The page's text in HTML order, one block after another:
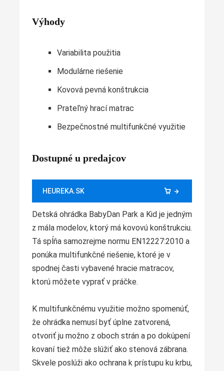
Výhody
Variabilita použitia
Modulárne riešenie
Kovová pevná konštrukcia
Prateľný hrací matrac
Bezpečnostné multifunkčné využitie
Dostupné u predajcov
HEUREKA.SK
Detská ohrádka BabyDan Park a Kid je jedným
z mála modelov, ktorý má kovovú konštrukciu.
Tá spĺňa samozrejme normu EN12227:2010 a
ponúka multifunkčné riešenie, ktoré je v
spodnej časti vybavené hracie matracov,
ktorú môžete vyprať v práčke.
K multifunkčnému využitie možno spomenúť,
že ohrádka nemusí byť úplne zatvorená,
otvoriť ju možno z oboch strán a po dokúpení
kovaní tiež môže slúžiť ako stenová zábrana.
Skvele poslúži ako ochrana k prístupu ku krbu,